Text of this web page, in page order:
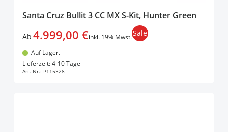
Santa Cruz Bullit 3 CC MX S-Kit, Hunter Green
Ab 4.999,00 €inkl. 19% Mwst.Sale
Auf Lager.
Lieferzeit: 4-10 Tage
Art.-Nr.: P115328